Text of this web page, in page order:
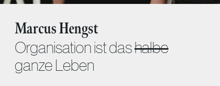
Marcus Hengst
Organisation ist dashalbe
ganze Leben